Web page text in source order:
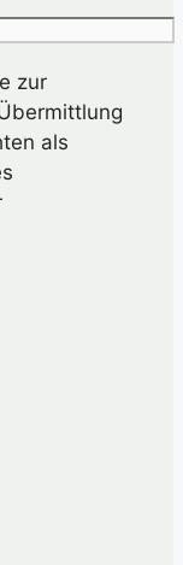
zur
als